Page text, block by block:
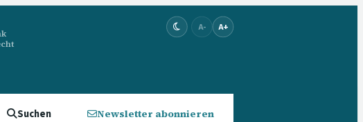
A- A+
Suchen Newsletter abonnieren